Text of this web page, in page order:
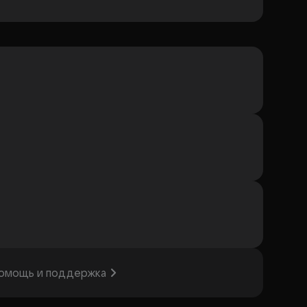
и поддержка